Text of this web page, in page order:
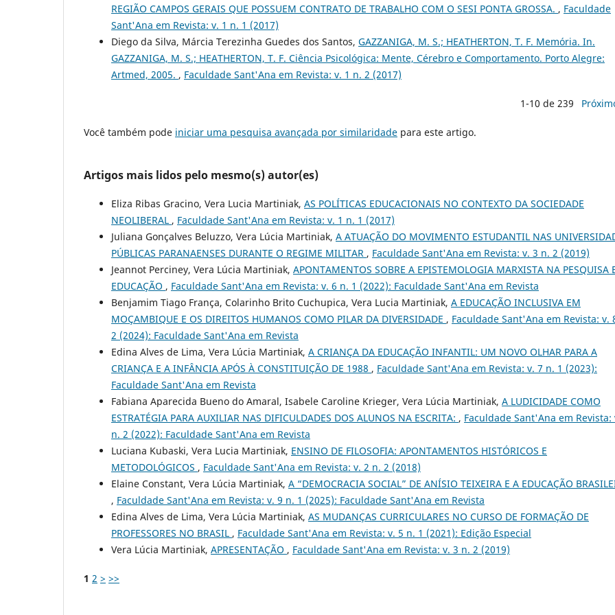
REGIÃO CAMPOS GERAIS QUE POSSUEM CONTRATO DE TRABALHO COM O SESI PONTA GROSSA. , Faculdade
Sant'Ana em Revista: v. 1 n. 1 (2017)
Diego da Silva, Márcia Terezinha Guedes dos Santos, GAZZANIGA, M. S.; HEATHERTON, T. F. Memória. In.
GAZZANIGA, M. S.; HEATHERTON, T. F. Ciência Psicológica: Mente, Cérebro e Comportamento. Porto Alegre:
Artmed, 2005. , Faculdade Sant'Ana em Revista: v. 1 n. 2 (2017)
1-10 de 239
Você também pode iniciar uma pesquisa avançada por similaridade para este artigo.
Artigos mais lidos pelo mesmo(s) autor(es)
Eliza Ribas Gracino, Vera Lucia Martiniak, AS POLÍTICAS EDUCACIONAIS NO CONTEXTO DA SOCIEDADE
NEOLIBERAL , Faculdade Sant'Ana em Revista: v. 1 n. 1 (2017)
Juliana Gonçalves Beluzzo, Vera Lúcia Martiniak, A ATUAÇÃO DO MOVIMENTO ESTUDANTIL NAS
PÚBLICAS PARANAENSES DURANTE O REGIME MILITAR , Faculdade Sant'Ana em Revista: v. 3 n. 2 (2019)
Jeannot Perciney, Vera Lúcia Martiniak, APONTAMENTOS SOBRE A EPISTEMOLOGIA MARXISTA NA PESQUISA
EDUCAÇÃO , Faculdade Sant'Ana em Revista: v. 6 n. 1 (2022): Faculdade Sant'Ana em Revista
Benjamim Tiago França, Colarinho Brito Cuchupica, Vera Lucia Martiniak, A EDUCAÇÃO INCLUSIVA EM
MOÇAMBIQUE E OS DIREITOS HUMANOS COMO PILAR DA DIVERSIDADE , Faculdade Sant'Ana em Revista: v.
2 (2024): Faculdade Sant'Ana em Revista
Edina Alves de Lima, Vera Lúcia Martiniak, A CRIANÇA DA EDUCAÇÃO INFANTIL: UM NOVO OLHAR PARA A
CRIANÇA E A INFÂNCIA APÓS À CONSTITUIÇÃO DE 1988 , Faculdade Sant'Ana em Revista: v. 7 n. 1 (2023):
Faculdade Sant'Ana em Revista
Fabiana Aparecida Bueno do Amaral, Isabele Caroline Krieger, Vera Lúcia Martiniak, A LUDICIDADE COMO
ESTRATÉGIA PARA AUXILIAR NAS DIFICULDADES DOS ALUNOS NA ESCRITA: , Faculdade Sant'Ana em Revista:
n. 2 (2022): Faculdade Sant'Ana em Revista
Luciana Kubaski, Vera Lucia Martiniak, ENSINO DE FILOSOFIA: APONTAMENTOS HISTÓRICOS E
METODOLÓGICOS , Faculdade Sant'Ana em Revista: v. 2 n. 2 (2018)
Elaine Constant, Vera Lúcia Martiniak, A “DEMOCRACIA SOCIAL” DE ANÍSIO TEIXEIRA E A EDUCAÇÃO
, Faculdade Sant'Ana em Revista: v. 9 n. 1 (2025): Faculdade Sant'Ana em Revista
Edina Alves de Lima, Vera Lúcia Martiniak, AS MUDANÇAS CURRICULARES NO CURSO DE FORMAÇÃO DE
PROFESSORES NO BRASIL , Faculdade Sant'Ana em Revista: v. 5 n. 1 (2021): Edição Especial
Vera Lúcia Martiniak, APRESENTAÇÃO , Faculdade Sant'Ana em Revista: v. 3 n. 2 (2019)
1 2 > >>